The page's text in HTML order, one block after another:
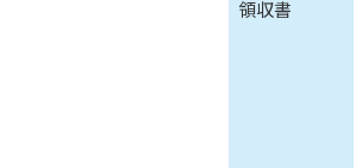
領収書